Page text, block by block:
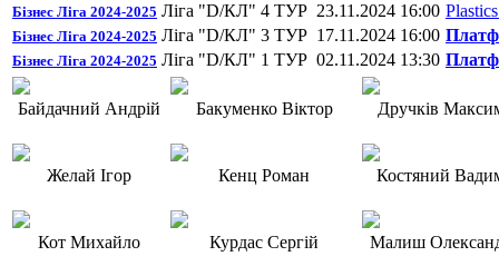
Бізнес Ліга 2024-2025 Ліга "D/КЛ" 4 ТУР 23.11.2024 16:00
Бізнес Ліга 2024-2025 Ліга "D/КЛ" 3 ТУР 17.11.2024 16:00
Бізнес Ліга 2024-2025 Ліга "D/КЛ" 1 ТУР 02.11.2024 13:30
Байдачний Андрій Бакуменко Віктор Дручків
Желай Ігор Кенц Роман Костяний
Кот Михайло Курдас Сергій Малиш